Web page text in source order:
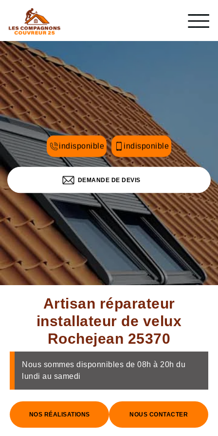
indisponible indisponible
DEMANDE DE DEVIS
Artisan réparateur
installateur de velux
Rochejean 25370
Nous sommes disponnibles de 08h à 20h du
lundi au samedi
NOS RÉALISATIONS NOUS CONTACTER